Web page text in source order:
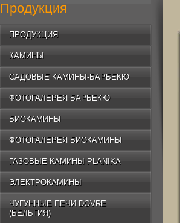
Продукция
ПРОДУКЦИЯ
КАМИНЫ
САДОВЫЕ КАМИНЫ-БАРБЕКЮ
ФОТОГАЛЕРЕЯ БАРБЕКЮ
БИОКАМИНЫ
ФОТОГАЛЕРЕЯ БИОКАМИНЫ
ГАЗОВЫЕ КАМИНЫ PLANIKA
ЭЛЕКТРОКАМИНЫ
ЧУГУННЫЕ ПЕЧИ DOVRE
(БЕЛЬГИЯ)